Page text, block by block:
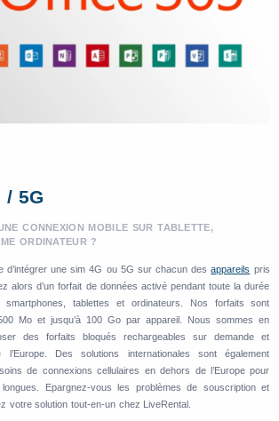
/ 5G
CONNEXION MOBILE SUR TABLETTE,
ORDINATEUR ?
d’intégrer une sim 4G ou 5G sur chacun desappareils pris
alors d’un forfait de données activé pendant toute la durée
tablettes et ordinateurs. Nos forfaits sont
Mo et jusqu’à 100 Go par appareil. Nous sommes en
des forfaits bloqués rechargeables sur demande et
l’Europe. Des solutions internationales sont également
de connexions cellulaires en dehors de l’Europe pour
Epargnez-vous les problèmes de souscription et
votre solution tout-en-un chez LiveRental.